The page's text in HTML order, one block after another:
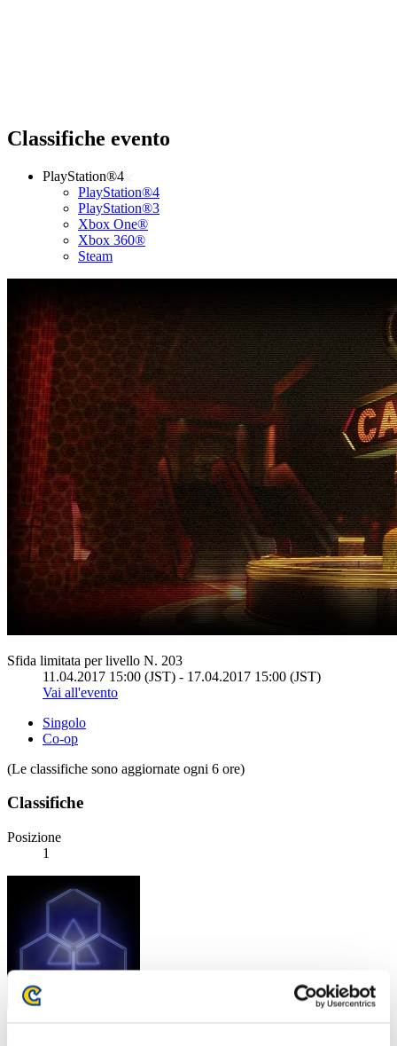
Classifiche evento
PlayStation®4
PlayStation®4
PlayStation®3
Xbox One®
Xbox 360®
Steam
Sfida limitata per livello N. 203
11.04.2017 15:00 (JST) - 17.04.2017 15:00 (JST)
Vai all'evento
Singolo
Co-op
(Le classifiche sono aggiornate ogni 6 ore)
Classifiche
Posizione
1